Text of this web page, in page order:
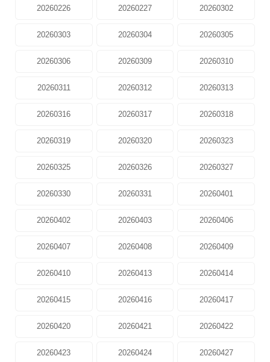
20260226 20260227 20260302
20260303 20260304 20260305
20260306 20260309 20260310
20260311 20260312 20260313
20260316 20260317 20260318
20260319 20260320 20260323
20260325 20260326 20260327
20260330 20260331 20260401
20260402 20260403 20260406
20260407 20260408 20260409
20260410 20260413 20260414
20260415 20260416 20260417
20260420 20260421 20260422
20260423 20260424 20260427